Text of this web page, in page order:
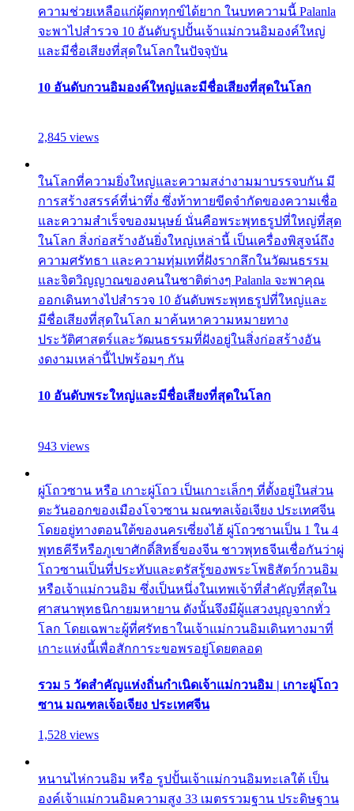
ความช่วยเหลือแก่ผู้ตกทุกข์ได้ยาก ในบทความนี้ Palanla
จะพาไปสำรวจ 10 อันดับรูปปั้นเจ้าแม่กวนอิมองค์ใหญ่
และมีชื่อเสียงที่สุดในโลกในปัจจุบัน
10 อันดับกวนอิมองค์ใหญ่และมีชื่อเสียงที่สุดในโลก
2,845 views
ในโลกที่ความยิ่งใหญ่และความสง่างามมาบรรจบกัน มี
การสร้างสรรค์ที่น่าทึ่ง ซึ่งท้าทายขีดจำกัดของความเชื่อ
และความสำเร็จของมนุษย์ นั่นคือพระพุทธรูปที่ใหญ่ที่สุด
ในโลก สิ่งก่อสร้างอันยิ่งใหญ่เหล่านี้ เป็นเครื่องพิสูจน์ถึง
ความศรัทธา และความทุ่มเทที่ฝังรากลึกในวัฒนธรรม
และจิตวิญญาณของคนในชาติต่างๆ Palanla จะพาคุณ
ออกเดินทางไปสำรวจ 10 อันดับพระพุทธรูปที่ใหญ่และ
มีชื่อเสียงที่สุดในโลก มาค้นหาความหมายทาง
ประวัติศาสตร์และวัฒนธรรมที่ฝังอยู่ในสิ่งก่อสร้างอัน
งดงามเหล่านี้ไปพร้อมๆ กัน
10 อันดับพระใหญ่และมีชื่อเสียงที่สุดในโลก
943 views
ผู่โถวซาน หรือ เกาะผู่โถว เป็นเกาะเล็กๆ ที่ตั้งอยู่ในส่วน
ตะวันออกของเมืองโจวซาน มณฑลเจ้อเจียง ประเทศจีน
โดยอยู่ทางตอนใต้ของนครเซี่ยงไฮ้ ผู่โถวซานเป็น 1 ใน 4
พุทธคีรีหรือภูเขาศักดิ์สิทธิ์ของจีน ชาวพุทธจีนเชื่อกันว่าผู่
โถวซานเป็นที่ประทับและตรัสรู้ของพระโพธิสัตว์กวนอิม
หรือเจ้าแม่กวนอิม ซึ่งเป็นหนึ่งในเทพเจ้าที่สำคัญที่สุดใน
ศาสนาพุทธนิกายมหายาน ดังนั้นจึงมีผู้แสวงบุญจากทั่ว
โลก โดยเฉพาะผู้ที่ศรัทธาในเจ้าแม่กวนอิมเดินทางมาที่
เกาะแห่งนี้เพื่อสักการะขอพรอยู่โดยตลอด
รวม 5 วัดสำคัญแห่งถิ่นกำเนิดเจ้าแม่กวนอิม | เกาะผู่โถว
ซาน มณฑลเจ้อเจียง ประเทศจีน
1,528 views
หนานไห่กวนอิม หรือ รูปปั้นเจ้าแม่กวนอิมทะเลใต้ เป็น
องค์เจ้าแม่กวนอิมความสูง 33 เมตรรวมฐาน ประดิษฐาน